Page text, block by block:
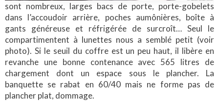
sont nombreux, larges bacs de porte, porte-gobelets
dans l’accoudoir arrière, poches aumônières, boîte à
gants généreuse et réfrigérée de surcroît… Seul le
compartimentent à lunettes nous a semblé petit (voir
photo). Si le seuil du coffre est un peu haut, il libère en
revanche une bonne contenance avec 565 litres de
chargement dont un espace sous le plancher. La
banquette se rabat en 60/40 mais ne forme pas de
plancher plat, dommage.